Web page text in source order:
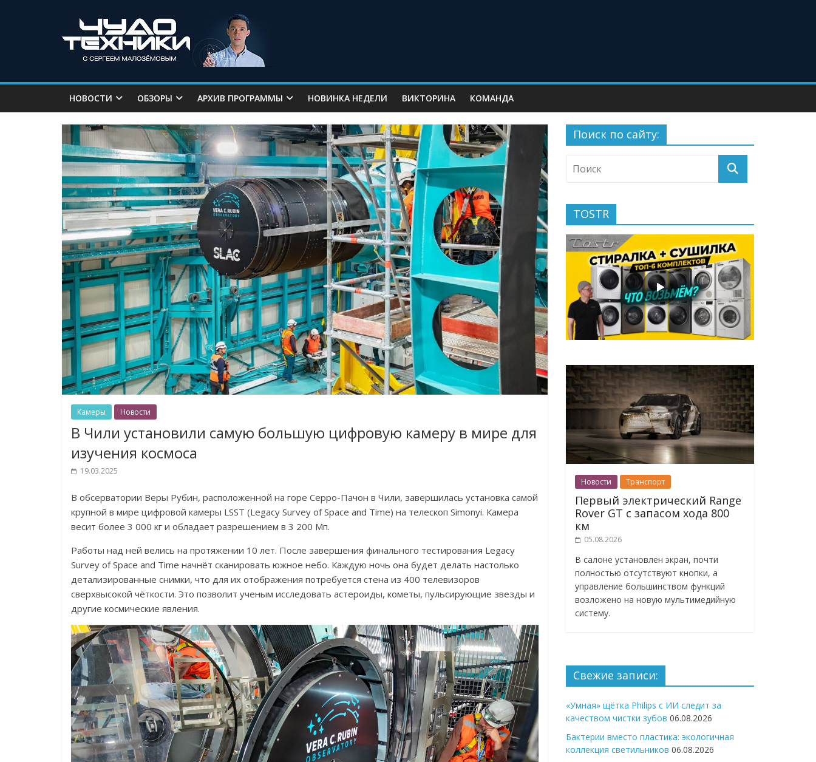
НОВОСТИ ОБЗОРЫ АРХИВ ПРОГРАММЫ НОВИНКА НЕДЕЛИ ВИКТОРИНА КОМАНДА
Камеры Новости
В Чили установили самую большую цифровую камеру в мире для
изучения космоса
19.03.2025
В обсерватории Веры Рубин, расположенной на горе Серро-Пачон в Чили, завершилась установка самой
крупной в мире цифровой камеры LSST (Legacy Survey of Space and Time) на телескоп Simonyi. Камера
весит более 3 000 кг и обладает разрешением в 3 200 Мп.
Работы над ней велись на протяжении 10 лет. После завершения финального тестирования Legacy
Survey of Space and Time начнёт сканировать южное небо. Каждую ночь она будет делать настолько
детализированные снимки, что для их отображения потребуется стена из 400 телевизоров
сверхвысокой чёткости. Это позволит ученым исследовать астероиды, кометы, пульсирующие звезды и
другие космические явления.
Поиск по сайту:
TOSTR
Новости Транспорт
Первый электрический Range
Rover GT с запасом хода 800
км
05.08.2026
В салоне установлен экран, почти
полностью отсутствуют кнопки, а
управление большинством функций
возложено на новую мультимедийную
систему.
Свежие записи:
«Умная» щётка Philips с ИИ следит за
качеством чистки зубов 06.08.2026
Бактерии вместо пластика: экологичная
коллекция светильников 06.08.2026